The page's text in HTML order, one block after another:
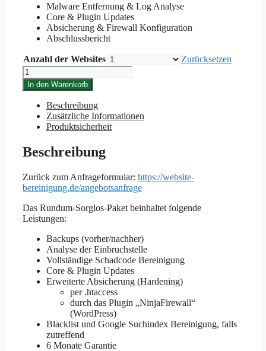
Malware Entfernung & Log Analyse
Core & Plugin Updates
Absicherung & Firewall Konfiguration
Abschlussbericht
Anzahl der Websites
Zurücksetzen
Malware
Bereinigung
(6M
Garantie)
Menge
In den Warenkorb
Beschreibung
Zusätzliche Informationen
Produktsicherheit
Beschreibung
Zurück zum Anfrageformular: https://website-
bereinigung.de/angebotsanfrage
Das Rundum-Sorglos-Paket beinhaltet folgende
Leistungen:
Backups (vorher/nachher)
Analyse der Einbruchstelle
Vollständige Schadcode Bereinigung
Core & Plugin Updates
Erweiterte Absicherung (Hardening)
per .htaccess
durch das Plugin „NinjaFirewall“
(WordPress)
Blacklist und Google Suchindex Bereinigung, falls
zutreffend
6 Monate Garantie